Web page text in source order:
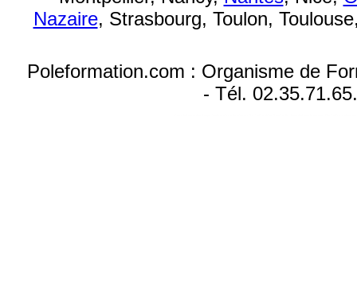
Nazaire, Strasbourg, Toulon,
Poleformation.com : Organisme de
- Tél.